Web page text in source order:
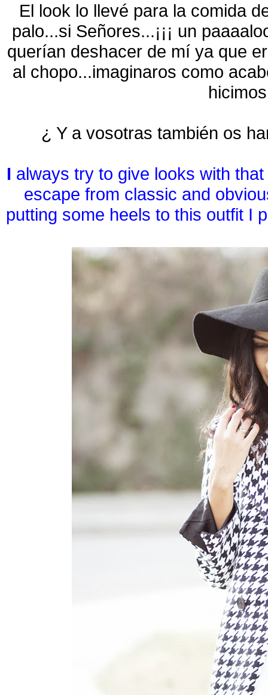
El look lo llevé para la comida
palo...si Señores...¡¡¡ un
querían deshacer de mí ya que
al chopo...imaginaros como
¿ Y a vosotras también os
I always try to give looks with
escape from classic and
putting some heels to this outfit I